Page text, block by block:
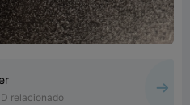
relacionado